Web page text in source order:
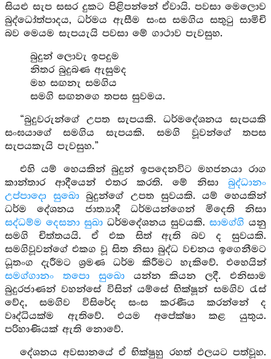
සියළු සැප සසර දුකට පිළිපන්නේ ඒවායි. පවසා මෙලොව
බුද්ධෝත්පාදය, ධර්මය ඇසීම සංස සමගිය සතුටු සාමිචි
බව මෙයම සැපයැයි පවසා මේ ගාථාව පැවසුහ.
බුදුන් ලොවැ ඉපදුම
නිතර බුදුබණ ඇසුමද
මහ සඟනැ සමගිය
සමගි සඟනගෙ තපස සුවමය.
“බුදුවරුන්ගේ උපත සැපයකි. ධර්මදේශනය සැපයකි
සංඝයාගේ සමගිය සැපයකි. සමගි වූවන්ගේ තපස
සැපයකැයි පැවසුහ.”
එහි යම් හෙයකින් බුදුන් ඉපදෙනවිට මහජනයා රාග
කාන්තාර ආදීයෙන් එතර කරති. මේ නිසා බුද්ධානං
උප්පාදො සුඛො බුදුන්ගේ උපත සුවයකි. යම් හෙයකින්
ධර්ම දේශනය ජාත්‍යාදී ධර්මයන්ගෙන් මිදෙති නිසා
සද්ධම්ම දෙසනා සුඛා ධර්මදේශනය සුවයකි. සාමග්ගි යනු
සමගි චිත්තයයි. ඒ එක සිත් ඇති බව ද සුවයකි.
සමගිවූවන්ගේ එකග වූ සිත නිසා බුද්ධ වචනය ඉගෙනීමට
ධූතංග දැරීමට ශ්‍රමණ ධර්ම කිරීමට හැකිවේ. එහෙයින්
සමග්ගානං තපො සුඛොයන්න කියන ලදී. එනිසාම
බුදුරජාණන් වහන්සේ විසින් යම්සේ භික්ෂූන් සමගිව රැස්
වේද, සමගිව විසිරේද සංස කරණීය කරන්නේ ද
වෘද්ධියක්ම ඇතිවේ. එයම අපේක්ෂා කළ යුතුය.
පරිහාණියක් ඇති නොවේ.
දේශනය අවසානයේ ඒ භික්ෂුහු රහත් ඵලයට පත්වූහ.